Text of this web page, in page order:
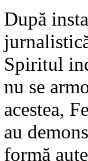
După
Spiritul
nu se
acestea,
au
formă